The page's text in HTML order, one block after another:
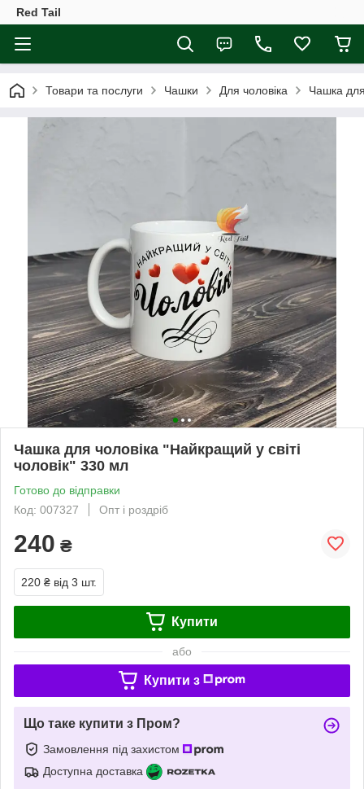
Red Tail
Товари та послуги Чашки Для чоловіка Чашка
Чашка для чоловіка "Найкращий у світі
чоловік" 330 мл
Готово до відправки
Код: 007327
Опт і роздріб
240 ₴
220 ₴ від 3 шт.
Купити
або
Купити з
Що таке купити з Пром?
Замовлення під захистом
Доступна доставка